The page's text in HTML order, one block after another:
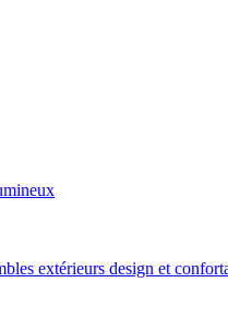
extérieurs design et